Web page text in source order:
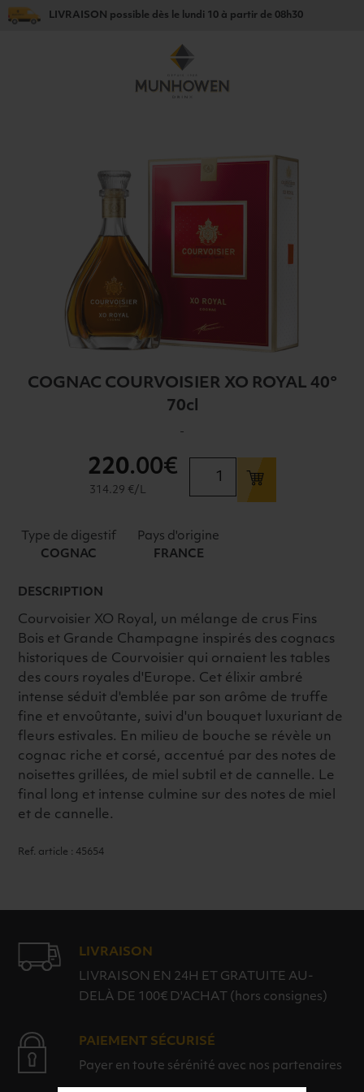
LIVRAISON possible dès le lundi 10 à partir de 08h30
COGNAC COURVOISIER XO ROYAL 40°
70cl
-
COGNAC
XO
220.00€
314.29 €/L
Type de digestif
COGNAC
Pays d'origine
FRANCE
DESCRIPTION
Courvoisier XO Royal, un mélange de crus Fins
Bois et Grande Champagne inspirés des cognacs
historiques de Courvoisier qui ornaient les tables
des cours royales d'Europe. Cet élixir ambré
intense séduit d'emblée par son arôme de truffe
fine et envoûtante, suivi d'un bouquet luxuriant de
fleurs estivales. En milieu de bouche se révèle un
cognac riche et corsé, accentué par des notes de
noisettes grillées, de miel subtil et de cannelle. Le
final long et intense culmine sur des notes de miel
et de cannelle.
Ref. article : 45654
LIVRAISON
LIVRAISON EN 24H ET GRATUITE AU-
DELÀ DE 100€ D'ACHAT (hors consignes)
PAIEMENT SÉCURISÉ
Payer en toute sérénité avec nos partenaires